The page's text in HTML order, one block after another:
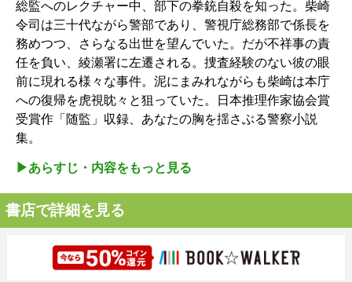
総監へのレクチャー中、部下の拳銃自殺を知った。柴崎
令司は三十代ながら警部であり、警視庁総務部で係長を
務めつつ、さらなる出世を望んでいた。だが不祥事の責
任を負い、綾瀬署に左遷される。捜査経験のない彼の眼
前に現れる様々な事件。泥にまみれながらも柴崎は本庁
への復帰を虎視眈々と狙っていた。日本推理作家協会賞
受賞作「随監」収録、あなたの胸を揺さぶる警察小説
集。
▶︎あらすじ・内容をもっと見る
書店で詳細を見る